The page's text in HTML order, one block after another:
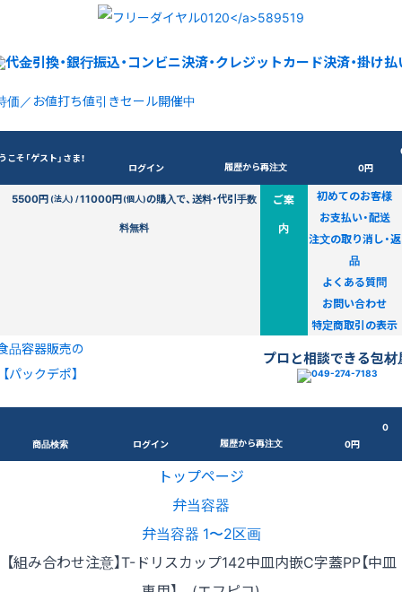
価／お値打ち値引きセール開催中
こそ「ゲスト」さま！
ログイン 履歴から再注文
0円
5500円(法人) /11000円(個人)の購入で、送料・代引手数
料無料
ご案
内
初めてのお客様
お支払い・配送
注文の取り消し・返
品
よくある質問
お問い合わせ
特定商取引の表示
品容器販売の
【パックデポ】
プロと相談できる包材
商品検索 ログイン 履歴から再注文
0
0円
トップページ
弁当容器
弁当容器 1〜2区画
【組み合わせ注意】T-ドリスカップ142中皿内嵌C字蓋PP【中皿